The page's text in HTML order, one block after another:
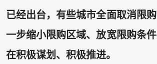
已经出台，有些城市全面取消限
一步缩小限购区域、放宽限购条
在积极谋划、积极推进。